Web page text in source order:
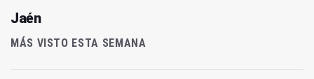
Jaén
MÁS VISTO ESTA SEMANA